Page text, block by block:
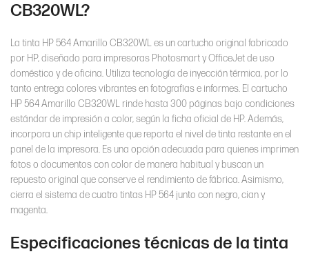
Rendimiento 300 páginas
Marca Hewlett-Packard
Condición Original
CB320WL?
La tinta HP 564 Amarillo CB320WL es un cartucho original fabricado
por HP, diseñado para impresoras Photosmart y OfficeJet de uso
doméstico y de oficina. Utiliza tecnología de inyección térmica, por lo
tanto entrega colores vibrantes en fotografías e informes. El cartucho
HP 564 Amarillo CB320WL rinde hasta 300 páginas bajo condiciones
estándar de impresión a color, según la ficha oficial de HP. Además,
incorpora un chip inteligente que reporta el nivel de tinta restante en el
panel de la impresora. Es una opción adecuada para quienes imprimen
fotos o documentos con color de manera habitual y buscan un
repuesto original que conserve el rendimiento de fábrica. Asimismo,
cierra el sistema de cuatro tintas HP 564 junto con negro, cian y
magenta.
Especificaciones técnicas de la tinta